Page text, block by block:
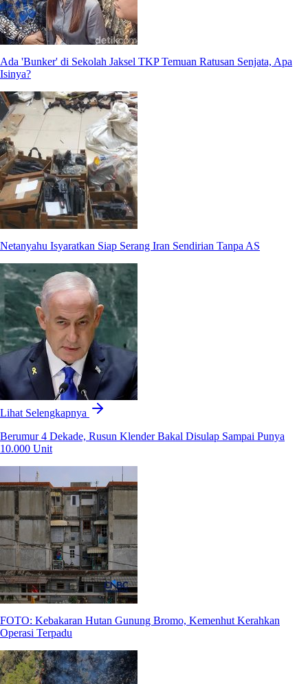
Ada 'Bunker' di Sekolah Jaksel TKP Temuan Ratusan Senjata, Apa
Isinya?
Netanyahu Isyaratkan Siap Serang Iran Sendirian Tanpa AS
Lihat Selengkapnya
Berumur 4 Dekade, Rusun Klender Bakal Disulap Sampai Punya
10.000 Unit
FOTO: Kebakaran Hutan Gunung Bromo, Kemenhut Kerahkan
Operasi Terpadu